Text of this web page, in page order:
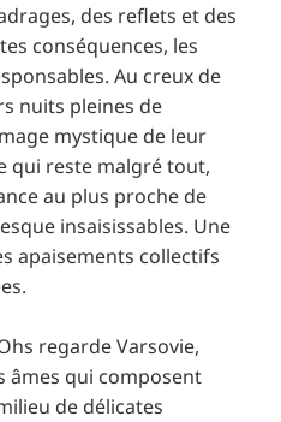
des reflets et des
conséquences, les
Au creux de
nuits pleines de
mystique de leur
qui reste malgré tout,
au plus proche de
insaisissables. Une
apaisements collectifs
regarde Varsovie,
âmes qui composent
de délicates